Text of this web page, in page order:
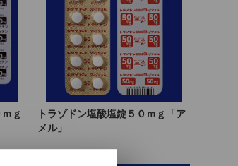
ｇ
トラゾドン塩酸塩錠５０ｍｇ「ア
メル」